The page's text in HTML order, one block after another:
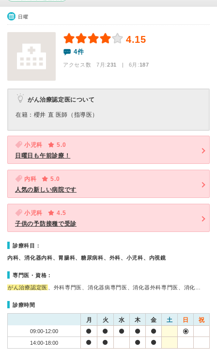
日曜
4.15
4件
アクセス数 7月:231 | 6月:187
がん治療認定医について
在籍：櫻井 直 医師（指導医）
小児科
5.0
日曜日も午前診療！
内科
5.0
人気の新しい病院です
小児科
4.5
子供の予防接種で受診
診療科目：
内科、消化器内科、胃腸科、糖尿病科、外科、小児科、内視鏡
専門医・資格：
がん治療認定医 、外科専門医、消化器病専門医、消化器外科専門医、消化…
診療時間
月 火 水 木 金 土 日 祝
09:00-12:00
14:00-18:00